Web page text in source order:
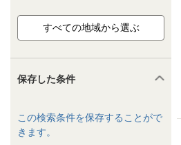
保存した条件
この検索条件を保存することがで
きます。